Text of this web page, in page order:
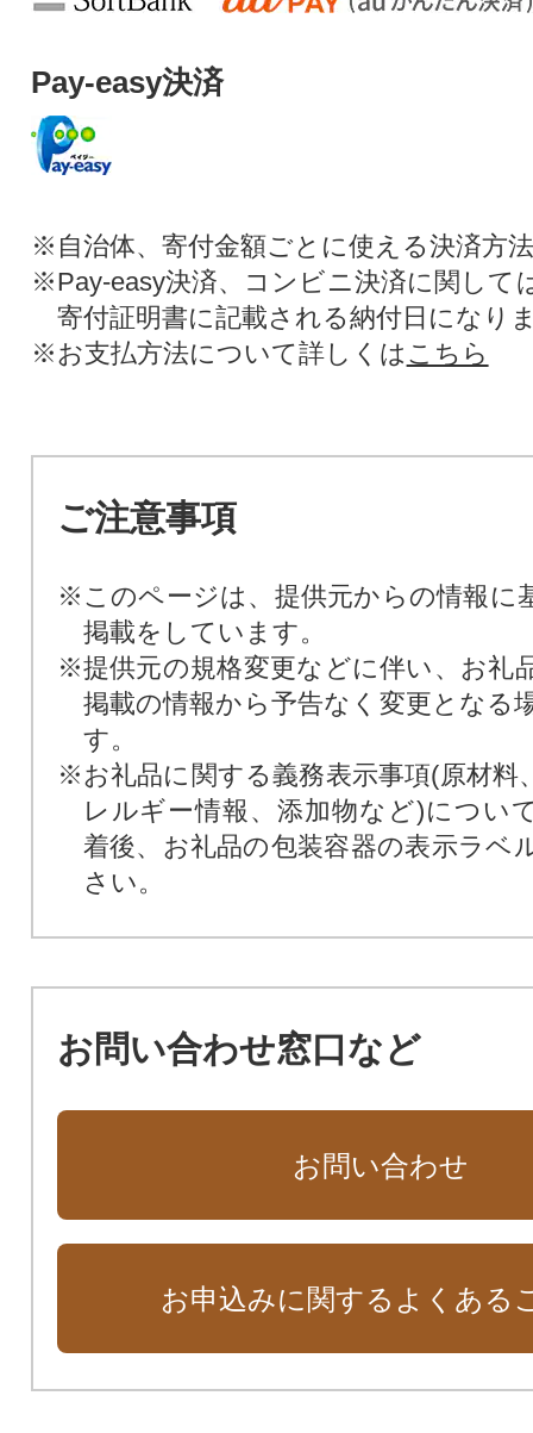
Pay-easy決済
※自治体、寄付金額ごとに使える決済方
※Pay-easy決済、コンビニ決済に関して
寄付証明書に記載される納付日になり
※お支払方法について詳しくは こちら
ご注意事項
※このページは、提供元からの情報に
掲載をしています。
※提供元の規格変更などに伴い、お礼
掲載の情報から予告なく変更となる
す。
※お礼品に関する義務表示事項(原材料
レルギー情報、添加物など)につい
着後、お礼品の包装容器の表示ラベ
さい。
お問い合わせ窓口など
お問い合わせ
お申込みに関するよくある